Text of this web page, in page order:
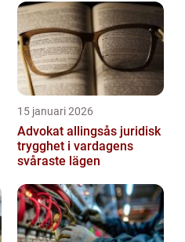
15 januari 2026
Advokat allingsås juridisk
trygghet i vardagens
svåraste lägen